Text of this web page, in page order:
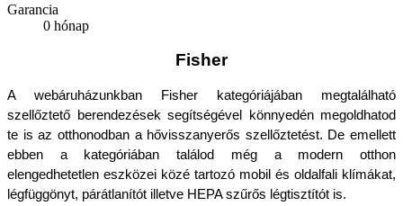
Garancia
0 hónap
Fisher
A webáruházunkban Fisher kategóriájában megtalálható
szellőztető berendezések segítségével könnyedén megoldhatod
te is az otthonodban a hővisszanyerős szellőztetést. De emellett
ebben a kategóriában találod még a modern otthon
elengedhetetlen eszközei közé tartozó mobil és oldalfali klímákat,
légfüggönyt, párátlanítót illetve HEPA szűrős légtisztítót is.